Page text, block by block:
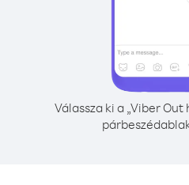
Válassza ki a „Viber